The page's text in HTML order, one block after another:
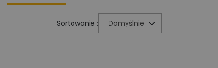
Sortowanie : Domyślnie